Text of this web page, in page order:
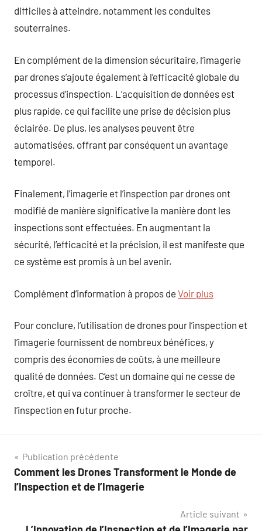
difficiles à atteindre, notamment les conduites
souterraines.
En complément de la dimension sécuritaire, l’imagerie
par drones s’ajoute également à l’efficacité globale du
processus d’inspection. L’acquisition de données est
plus rapide, ce qui facilite une prise de décision plus
éclairée. De plus, les analyses peuvent être
automatisées, offrant par conséquent un avantage
temporel.
Finalement, l’imagerie et l’inspection par drones ont
modifié de manière significative la manière dont les
inspections sont effectuées. En augmentant la
sécurité, l’efficacité et la précision, il est manifeste que
ce système est promis à un bel avenir.
Complément d’information à propos de Voir plus
Pour conclure, l’utilisation de drones pour l’inspection et
l’imagerie fournissent de nombreux bénéfices, y
compris des économies de coûts, à une meilleure
qualité de données. C’est un domaine qui ne cesse de
croître, et qui va continuer à transformer le secteur de
l’inspection en futur proche.
Navigation
de
Publication précédente
Comment les Drones Transforment le Monde de
l’Inspection et de l’Imagerie
Article suivant